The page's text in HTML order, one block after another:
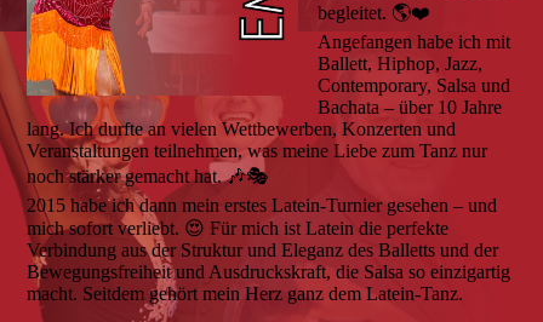
begleitet. 🌎❤️
Angefangen habe ich mit
Ballett, Hiphop, Jazz,
Contemporary, Salsa und
Bachata – über 10 Jahre
lang. Ich durfte an vielen Wettbewerben, Konzerten und
Veranstaltungen teilnehmen, was meine Liebe zum Tanz nur
noch stärker gemacht hat. 🎶🎭
2015 habe ich dann mein erstes Latein-Turnier gesehen – und
mich sofort verliebt. 😍 Für mich ist Latein die perfekte
Verbindung aus der Struktur und Eleganz des Balletts und der
Bewegungsfreiheit und Ausdruckskraft, die Salsa so einzigartig
macht. Seitdem gehört mein Herz ganz dem Latein-Tanz.